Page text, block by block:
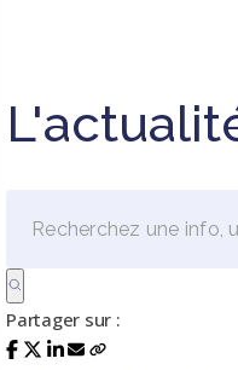
Partager sur :